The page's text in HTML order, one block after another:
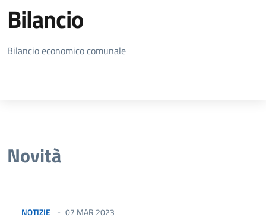
Bilancio
Dettagli della notizia
Bilancio economico comunale
Novità
NOTIZIE 07 MAR 2023